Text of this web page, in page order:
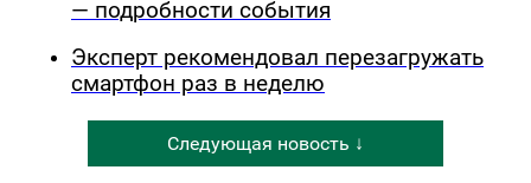
— подробности события
Эксперт рекомендовал перезагружать
смартфон раз в неделю
Следующая новость ↓